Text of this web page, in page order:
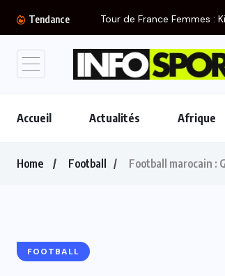
Tendance Tour de France Femmes :
Accueil Actualités Afrique
Home Football Football marocain :
FOOTBALL